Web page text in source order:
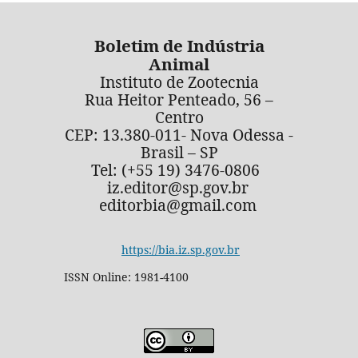
Boletim de Indústria
Animal
Instituto de Zootecnia
Rua Heitor Penteado, 56 –
Centro
CEP: 13.380-011- Nova Odessa -
Brasil – SP
Tel: (+55 19) 3476-0806
iz.editor@sp.gov.br
editorbia@gmail.com
https://bia.iz.sp.gov.br
ISSN Online: 1981-4100